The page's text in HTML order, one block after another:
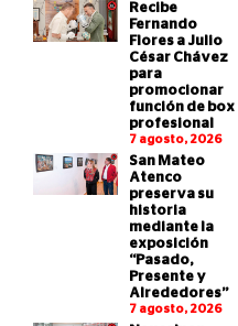
Recibe
Fernando
Flores a Julio
César Chávez
para
promocionar
función de box
profesional
7 agosto, 2026
San Mateo
Atenco
preserva su
historia
mediante la
exposición
“Pasado,
Presente y
Alrededores”
7 agosto, 2026